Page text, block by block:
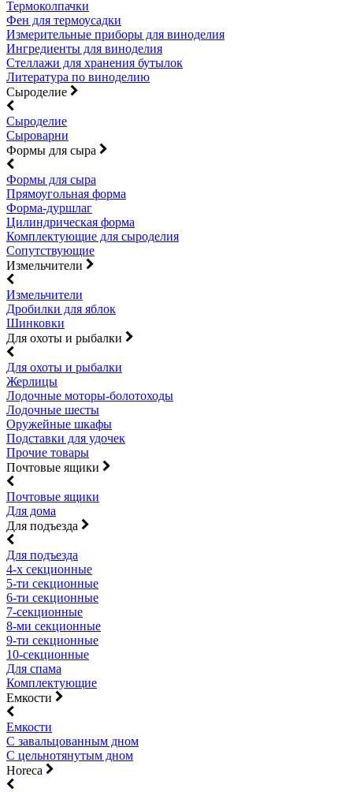
Термоколпачки
Фен для термоусадки
Измерительные приборы для виноделия
Ингредиенты для виноделия
Стеллажи для хранения бутылок
Литература по виноделию
Сыроделие
Сыроделие
Сыроварни
Формы для сыра
Формы для сыра
Прямоугольная форма
Форма-дуршлаг
Цилиндрическая форма
Комплектующие для сыроделия
Сопутствующие
Измельчители
Измельчители
Дробилки для яблок
Шинковки
Для охоты и рыбалки
Для охоты и рыбалки
Жерлицы
Лодочные моторы-болотоходы
Лодочные шесты
Оружейные шкафы
Подставки для удочек
Прочие товары
Почтовые ящики
Почтовые ящики
Для дома
Для подъезда
Для подъезда
4-х секционные
5-ти секционные
6-ти секционные
7-секционные
8-ми секционные
9-ти секционные
10-секционные
Для спама
Комплектующие
Емкости
Емкости
С завальцованным дном
С цельнотянутым дном
Horeca